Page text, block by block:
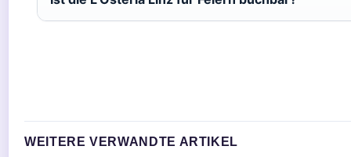
WEITERE VERWANDTE ARTIKEL